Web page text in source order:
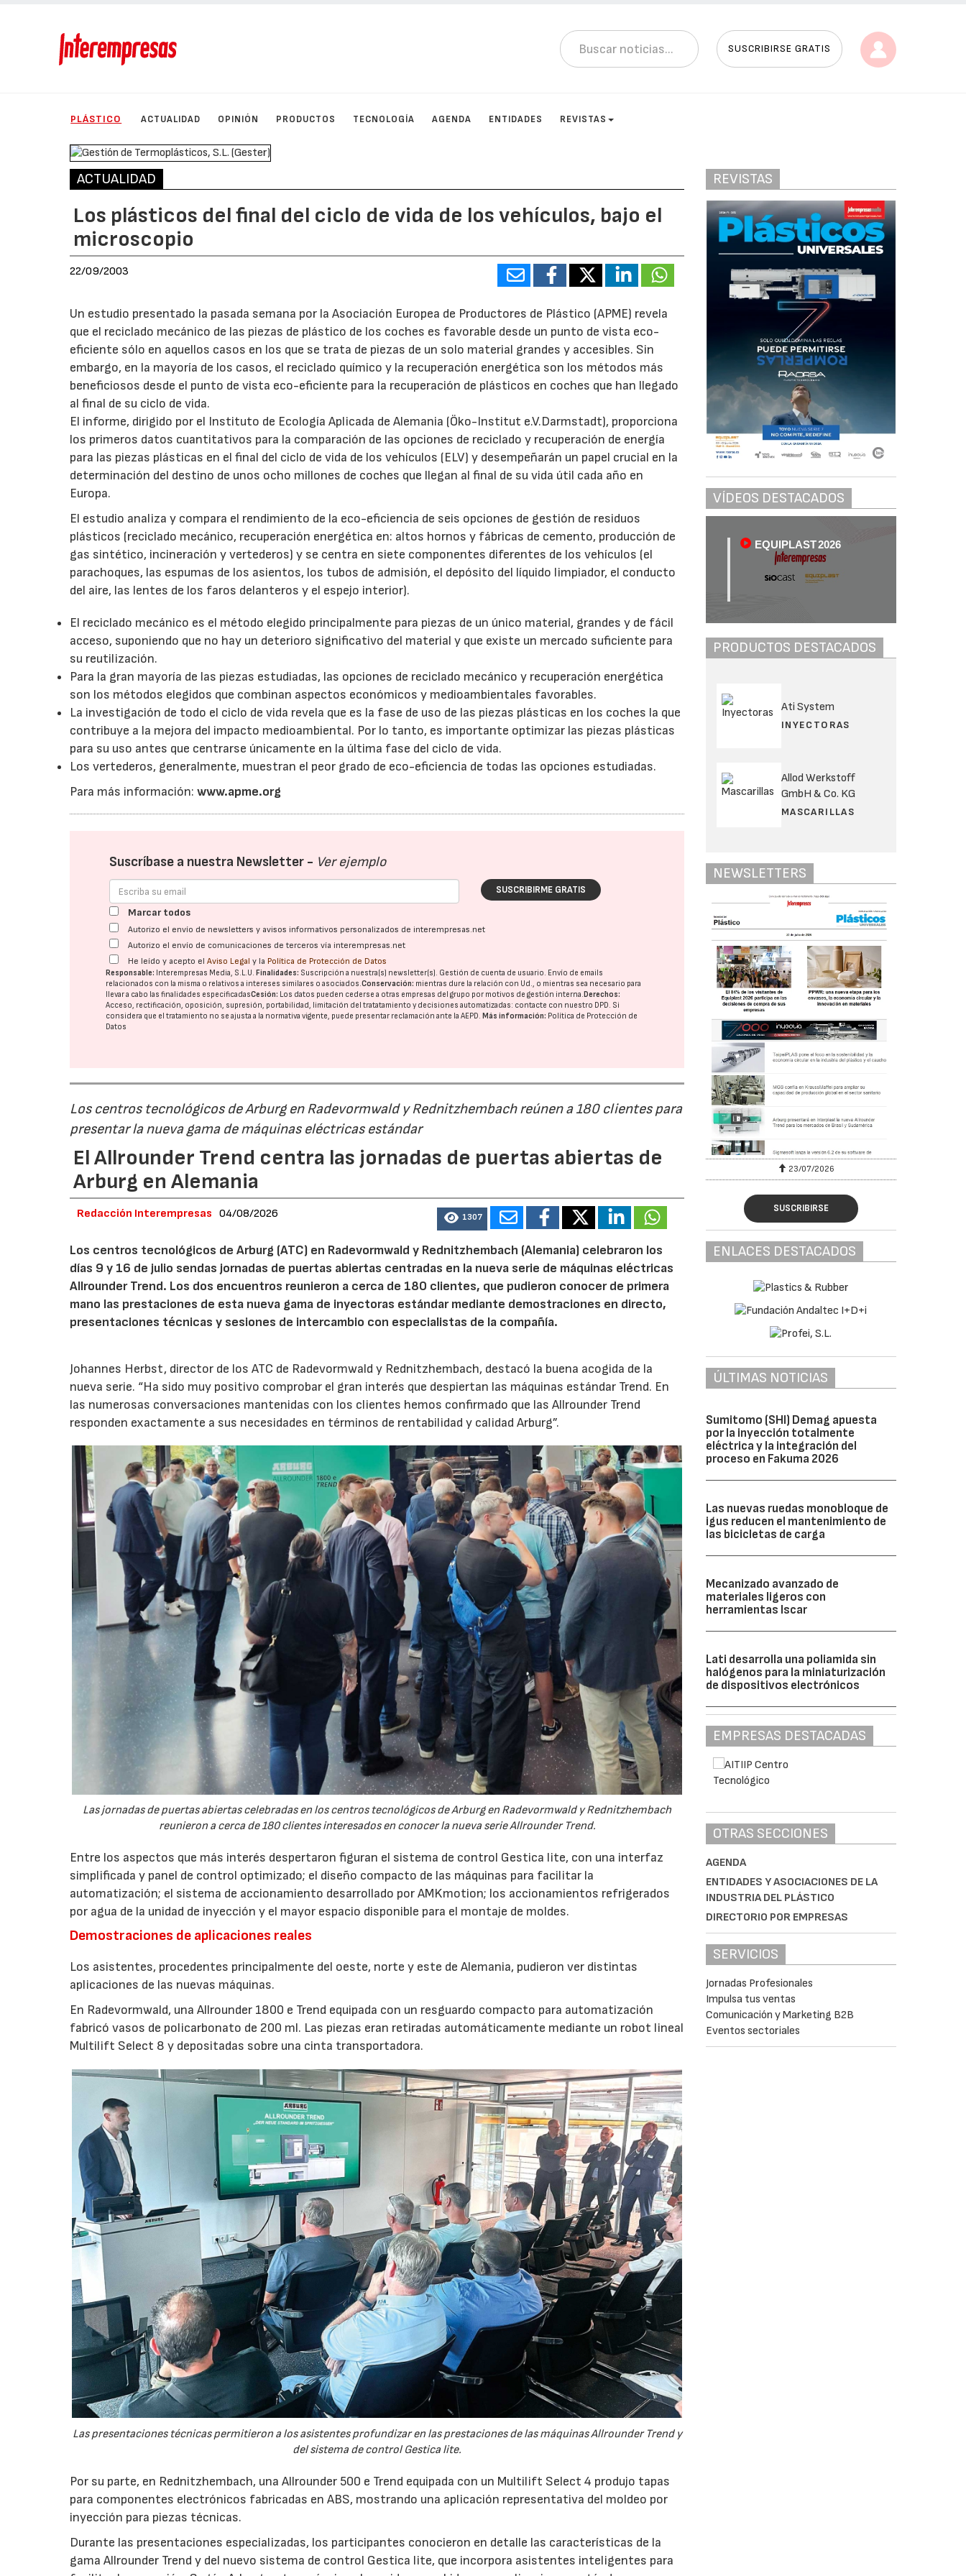
SUSCRIBIRSE GRATIS
PLÁSTICO ACTUALIDAD OPINIÓN PRODUCTOS TECNOLOGÍA AGENDA ENTIDADES REVISTAS
ACTUALIDAD
Los plásticos del final del ciclo de vida de los vehículos, bajo el
microscopio
22/09/2003
Un estudio presentado la pasada semana por la Asociación Europea de Productores de Plástico (APME) revela
que el reciclado mecánico de las piezas de plástico de los coches es favorable desde un punto de vista eco-
eficiente sólo en aquellos casos en los que se trata de piezas de un solo material grandes y accesibles. Sin
embargo, en la mayoría de los casos, el reciclado químico y la recuperación energética son los métodos más
beneficiosos desde el punto de vista eco-eficiente para la recuperación de plásticos en coches que han llegado
al final de su ciclo de vida.
El informe, dirigido por el Instituto de Ecología Aplicada de Alemania (Öko-Institut e.V.Darmstadt), proporciona
los primeros datos cuantitativos para la comparación de las opciones de reciclado y recuperación de energía
para las piezas plásticas en el final del ciclo de vida de los vehículos (ELV) y desempeñarán un papel crucial en la
determinación del destino de unos ocho millones de coches que llegan al final de su vida útil cada año en
Europa.
El estudio analiza y compara el rendimiento de la eco-eficiencia de seis opciones de gestión de residuos
plásticos (reciclado mecánico, recuperación energética en: altos hornos y fábricas de cemento, producción de
gas sintético, incineración y vertederos) y se centra en siete componentes diferentes de los vehículos (el
parachoques, las espumas de los asientos, los tubos de admisión, el depósito del líquido limpiador, el conducto
del aire, las lentes de los faros delanteros y el espejo interior).
El reciclado mecánico es el método elegido principalmente para piezas de un único material, grandes y de fácil
acceso, suponiendo que no hay un deterioro significativo del material y que existe un mercado suficiente para
su reutilización.
Para la gran mayoría de las piezas estudiadas, las opciones de reciclado mecánico y recuperación energética
son los métodos elegidos que combinan aspectos económicos y medioambientales favorables.
La investigación de todo el ciclo de vida revela que es la fase de uso de las piezas plásticas en los coches la que
contribuye a la mejora del impacto medioambiental. Por lo tanto, es importante optimizar las piezas plásticas
para su uso antes que centrarse únicamente en la última fase del ciclo de vida.
Los vertederos, generalmente, muestran el peor grado de eco-eficiencia de todas las opciones estudiadas.
Para más información:www.apme.org
Suscríbase a nuestra Newsletter - Ver ejemplo
SUSCRIBIRME GRATIS
Marcar todos
Autorizo el envío de newsletters y avisos informativos personalizados de interempresas.net
Autorizo el envío de comunicaciones de terceros vía interempresas.net
He leído y acepto elAviso Legal y la Política de Protección de Datos
Responsable: Interempresas Media, S.L.U. Finalidades: Suscripción a nuestra(s) newsletter(s). Gestión de cuenta de usuario. Envío de emails
relacionados con la misma o relativos a intereses similares o asociados.Conservación: mientras dure la relación con Ud., o mientras sea necesario para
llevar a cabo las finalidades especificadasCesión: Los datos pueden cederse a otras empresas del grupo por motivos de gestión interna. Derechos:
Acceso, rectificación, oposición, supresión, portabilidad, limitación del tratatamiento y decisiones automatizadas: contacte con nuestro DPD. Si
considera que el tratamiento no se ajusta a la normativa vigente, puede presentar reclamación ante laAEPD. Más información: Política de Protección de
Datos
Los centros tecnológicos de Arburg en Radevormwald y Rednitzhembach reúnen a 180 clientes para
presentar la nueva gama de máquinas eléctricas estándar
El Allrounder Trend centra las jornadas de puertas abiertas de
Arburg en Alemania
Redacción Interempresas 04/08/2026 1307
Los centros tecnológicos de Arburg (ATC) en Radevormwald y Rednitzhembach (Alemania) celebraron los
días 9 y 16 de julio sendas jornadas de puertas abiertas centradas en la nueva serie de máquinas eléctricas
Allrounder Trend. Los dos encuentros reunieron a cerca de 180 clientes, que pudieron conocer de primera
mano las prestaciones de esta nueva gama de inyectoras estándar mediante demostraciones en directo,
presentaciones técnicas y sesiones de intercambio con especialistas de la compañía.
Johannes Herbst, director de los ATC de Radevormwald y Rednitzhembach, destacó la buena acogida de la
nueva serie. “Ha sido muy positivo comprobar el gran interés que despiertan las máquinas estándar Trend. En
las numerosas conversaciones mantenidas con los clientes hemos confirmado que las Allrounder Trend
responden exactamente a sus necesidades en términos de rentabilidad y calidad Arburg”.
Las jornadas de puertas abiertas celebradas en los centros tecnológicos de Arburg en Radevormwald y Rednitzhembach
reunieron a cerca de 180 clientes interesados en conocer la nueva serie Allrounder Trend.
Entre los aspectos que más interés despertaron figuran el sistema de control Gestica lite, con una interfaz
simplificada y panel de control optimizado; el diseño compacto de las máquinas para facilitar la
automatización; el sistema de accionamiento desarrollado por AMKmotion; los accionamientos refrigerados
por agua de la unidad de inyección y el mayor espacio disponible para el montaje de moldes.
Demostraciones de aplicaciones reales
Los asistentes, procedentes principalmente del oeste, norte y este de Alemania, pudieron ver distintas
aplicaciones de las nuevas máquinas.
En Radevormwald, una Allrounder 1800 e Trend equipada con un resguardo compacto para automatización
fabricó vasos de policarbonato de 200 ml. Las piezas eran retiradas automáticamente mediante un robot lineal
Multilift Select 8 y depositadas sobre una cinta transportadora.
Las presentaciones técnicas permitieron a los asistentes profundizar en las prestaciones de las máquinas Allrounder Trend y
del sistema de control Gestica lite.
Por su parte, en Rednitzhembach, una Allrounder 500 e Trend equipada con un Multilift Select 4 produjo tapas
para componentes electrónicos fabricadas en ABS, mostrando una aplicación representativa del moldeo por
inyección para piezas técnicas.
Durante las presentaciones especializadas, los participantes conocieron en detalle las características de la
gama Allrounder Trend y del nuevo sistema de control Gestica lite, que incorpora asistentes inteligentes para
REVISTAS
VÍDEOS DESTACADOS
EQUIPLAST 2026
PRODUCTOS DESTACADOS
Ati System
INYECTORAS
Allod Werkstoff
GmbH & Co. KG
MASCARILLAS
NEWSLETTERS
23/07/2026
SUSCRIBIRSE
ENLACES DESTACADOS
ÚLTIMAS NOTICIAS
Sumitomo (SHI) Demag apuesta
por la inyección totalmente
eléctrica y la integración del
proceso en Fakuma 2026
Las nuevas ruedas monobloque de
igus reducen el mantenimiento de
las bicicletas de carga
Mecanizado avanzado de
materiales ligeros con
herramientas Iscar
Lati desarrolla una poliamida sin
halógenos para la miniaturización
de dispositivos electrónicos
EMPRESAS DESTACADAS
OTRAS SECCIONES
AGENDA
ENTIDADES Y ASOCIACIONES DE LA
INDUSTRIA DEL PLÁSTICO
DIRECTORIO POR EMPRESAS
SERVICIOS
Jornadas Profesionales
Impulsa tus ventas
Comunicación y Marketing B2B
Eventos sectoriales